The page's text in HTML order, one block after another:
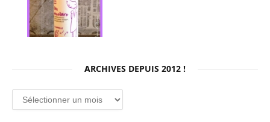
ARCHIVES DEPUIS 2012 !
Archives
depuis